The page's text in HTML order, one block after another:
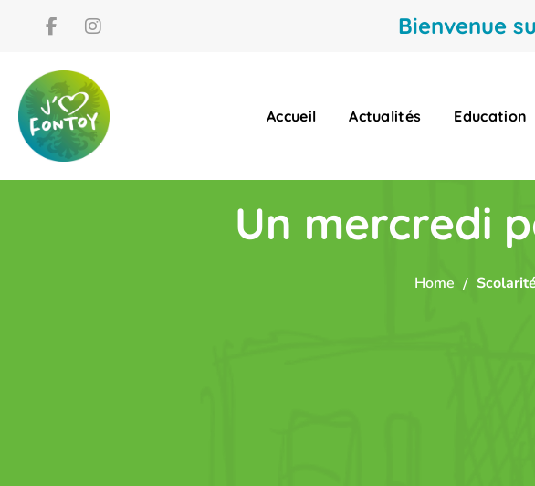
Bienvenue
Accueil Actualités Education
Un mercredi
Home Scolarité